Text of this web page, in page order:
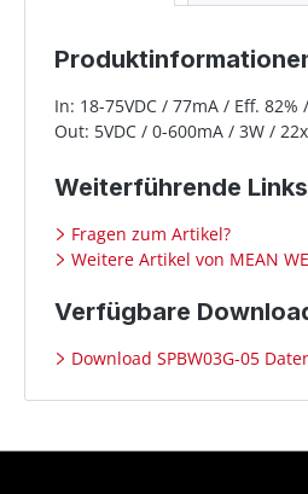
In: 18-75VDC / 77mA / Eff.
Out: 5VDC / 0-600mA / 3W /
Weiterführende
Fragen zum Artikel?
Weitere Artikel von MEAN
Verfügbare
Download SPBW03G-05